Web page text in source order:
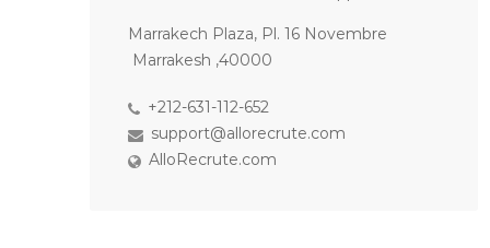
Marrakech Plaza, Pl. 16 Novembre
Marrakesh ,40000
+212-631-112-652
support@allorecrute.com
AlloRecrute.com